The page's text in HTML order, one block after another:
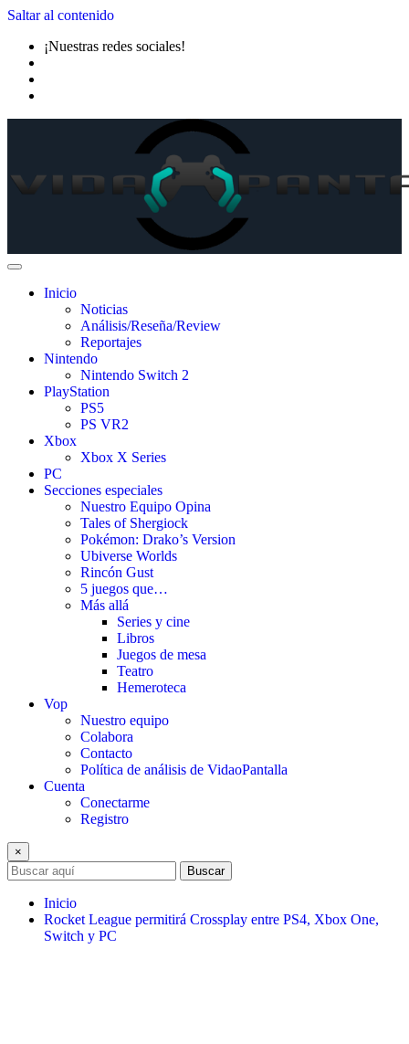
Saltar al contenido
¡Nuestras redes sociales!
Inicio
Noticias
Análisis/Reseña/Review
Reportajes
Nintendo
Nintendo Switch 2
PlayStation
PS5
PS VR2
Xbox
Xbox X Series
PC
Secciones especiales
Nuestro Equipo Opina
Tales of Shergiock
Pokémon: Drako’s Version
Ubiverse Worlds
Rincón Gust
5 juegos que…
Más allá
Series y cine
Libros
Juegos de mesa
Teatro
Hemeroteca
Vop
Nuestro equipo
Colabora
Contacto
Política de análisis de VidaoPantalla
Cuenta
Conectarme
Registro
×
Buscar
Inicio
Rocket League permitirá Crossplay entre PS4, Xbox One,
Switch y PC